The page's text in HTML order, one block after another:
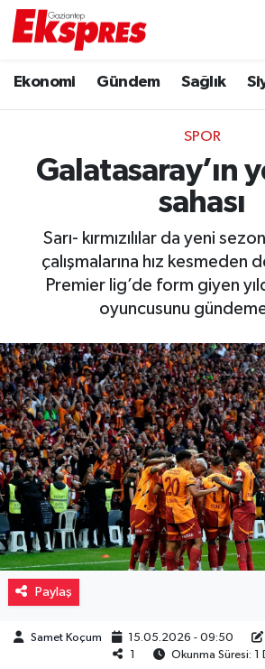
Ekonomi Gündem Sağlık
SPOR
Galatasaray’ın
sahası
Sarı- kırmızılılar da yeni
çalışmalarına hız kesmeden
Premier lig’de form giyen
oyuncusunu
Paylaş
Samet Koçum 15.05.2026 - 09:50
1
Okunma Süresi: 1
Ekonomi
Gaziantep son dakika
Gündem
Kültür Sanat
Magazin
Müzik
Piyasa
Resmi İlanlar
Sağlık
Trafik Durumu
Puan Durumu ve Fikstür
Son Dakika Haberleri
Haber Arşivi